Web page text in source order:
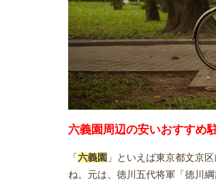
六義園周辺の安いおすすめ
「 六義園 」といえば東京都文京
ね。元は、徳川五代将軍「徳川